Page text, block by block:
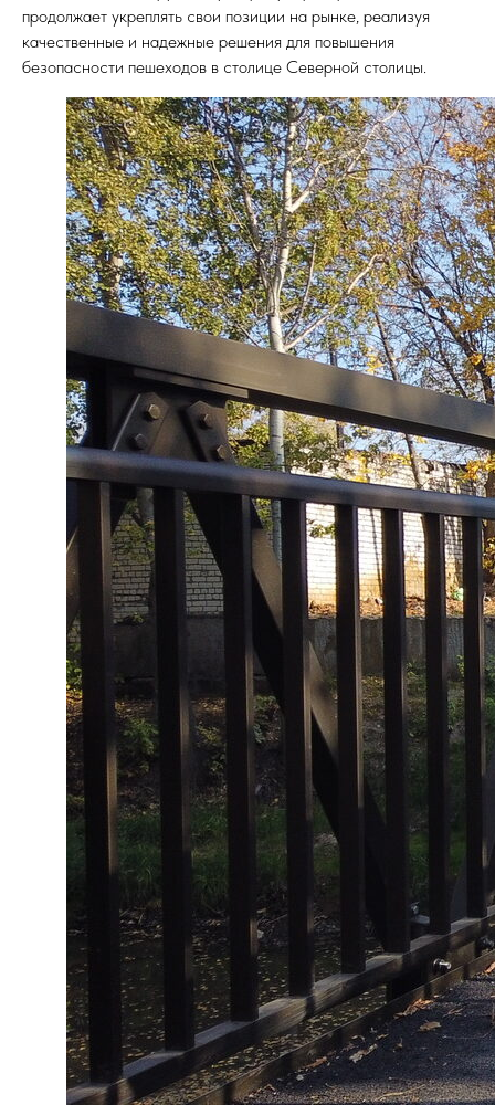
продолжает укреплять свои позиции на рынке, реализуя
качественные и надежные решения для повышения
безопасности пешеходов в столице Северной столицы.